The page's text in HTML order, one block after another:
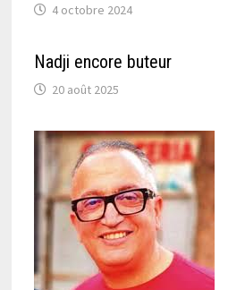
4 octobre 2024
Nadji encore buteur
20 août 2025